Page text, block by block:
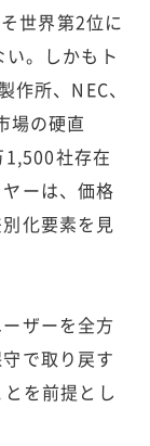
世界第2位に
。しかもト
所、NEC、
場の硬直
社存在
ーは、価格
化要素を見
ザーを全方
で取り戻す
を前提とし